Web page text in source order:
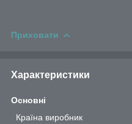
Приховати
Характеристики
Основні
Країна виробник